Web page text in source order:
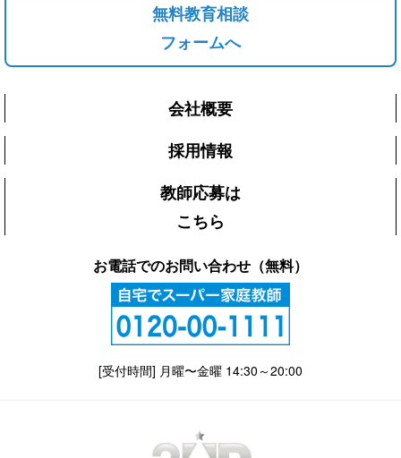
無料教育相談
フォームへ
会社概要
採用情報
教師応募は
こちら
お電話でのお問い合わせ（無料）
[受付時間] 月曜〜金曜 14:30～20:00